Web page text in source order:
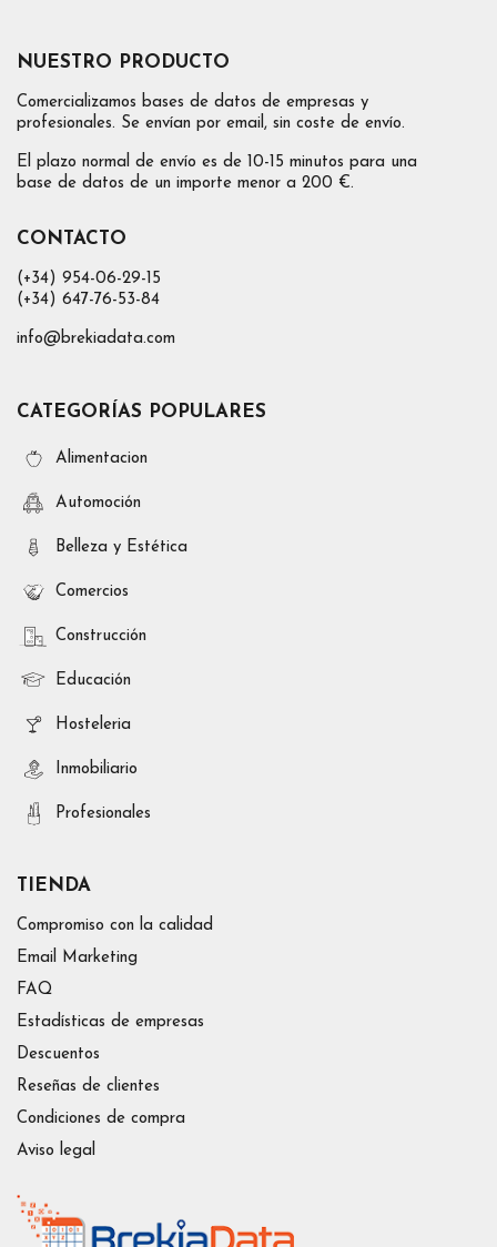
NUESTRO PRODUCTO
Comercializamos bases de datos de empresas y
profesionales. Se envían por email, sin coste de envío.
El plazo normal de envío es de 10-15 minutos para una
base de datos de un importe menor a 200 €.
CONTACTO
(+34) 954-06-29-15
(+34) 647-76-53-84
info@brekiadata.com
CATEGORÍAS POPULARES
Alimentacion
Automoción
Belleza y Estética
Comercios
Construcción
Educación
Hosteleria
Inmobiliario
Profesionales
TIENDA
Compromiso con la calidad
Email Marketing
FAQ
Estadísticas de empresas
Descuentos
Reseñas de clientes
Condiciones de compra
Aviso legal